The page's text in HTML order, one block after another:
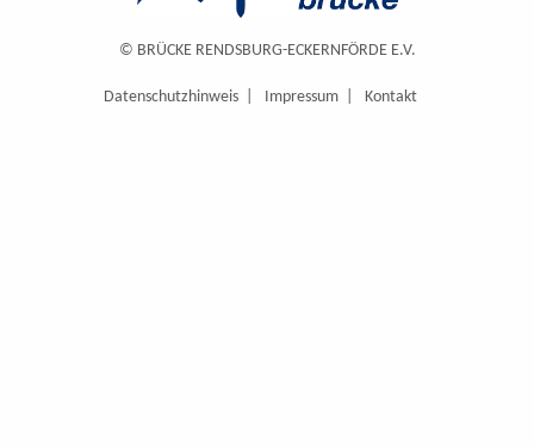
© BRÜCKE RENDSBURG-ECKERNFÖRDE E.V.
Datenschutzhinweis Impressum Kontakt